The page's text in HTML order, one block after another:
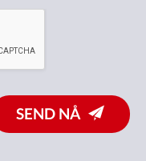
SEND NÅ